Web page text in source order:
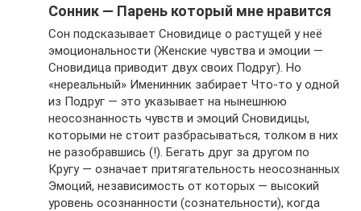
Сонник — Парень который мне нравится
Сон подсказывает Сновидице о растущей у неё
эмоциональности (Женские чувства и эмоции —
Сновидица приводит двух своих Подруг). Но
«нереальный» Именинник забирает Что-то у одной
из Подруг — это указывает на нынешнюю
неосознанность чувств и эмоций Сновидицы,
которыми не стоит разбрасываться, толком в них
не разобравшись (!). Бегать друг за другом по
Кругу — означает притягательность неосознанных
Эмоций, независимость от которых — высокий
уровень осознанности (сознательности), когда